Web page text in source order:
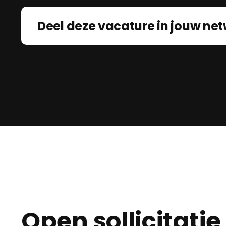
Deel deze vacature in jouw